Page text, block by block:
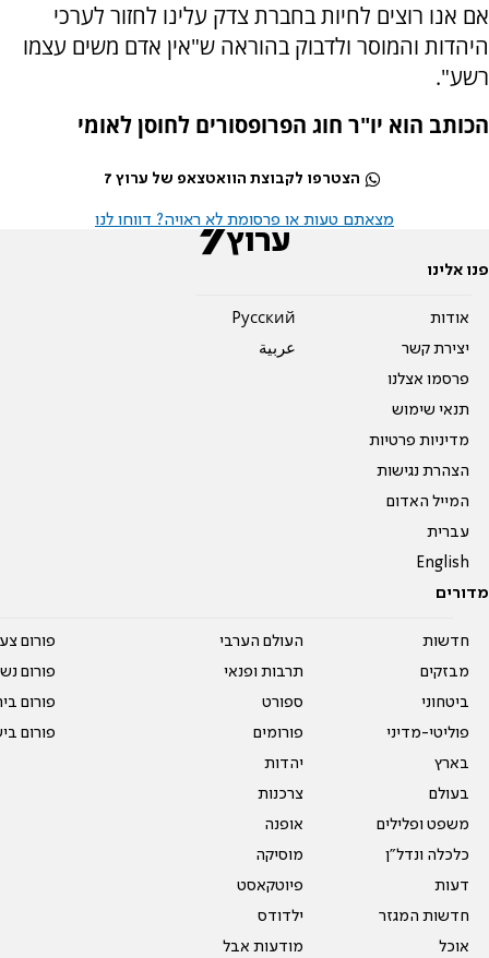
אם אנו רוצים לחיות בחברת צדק עלינו לחזור לערכי
היהדות והמוסר ולדבוק בהוראה ש"אין אדם משים עצמו
רשע".
הכותב הוא יו"ר חוג הפרופסורים לחוסן לאומי
הצטרפו לקבוצת הוואטצאפ של ערוץ 7
מצאתם טעות או פרסומת לא ראויה? דווחו לנו
פנו אלינו
אודות
יצירת קשר
פרסמו אצלנו
תנאי שימוש
מדיניות פרטיות
הצהרת נגישות
המייל האדום
עברית
English
Pусский
عربية
מדורים
חדשות
מבזקים
ביטחוני
פוליטי-מדיני
בארץ
בעולם
משפט ופלילים
כלכלה ונדל"ן
דעות
חדשות המגזר
אוכל
העולם הערבי
תרבות ופנאי
ספורט
פורומים
יהדות
צרכנות
אופנה
מוסיקה
פיוטקאסט
ילדודס
מודעות אבל
פורום
פורום
פורום
פורום